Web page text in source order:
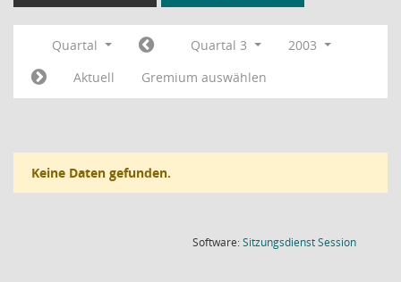
Quartal Quartal 3
2003
Aktuell
Gremium auswählen
Keine Daten gefunden.
Software:SitzungsdienstSession(Wird in